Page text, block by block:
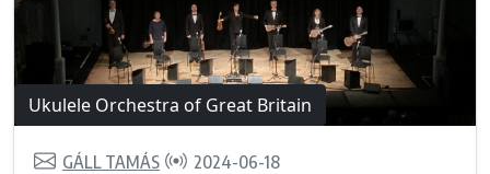
Ukulele Orchestra of Great Britain
GÁLL TAMÁS 2024-06-18